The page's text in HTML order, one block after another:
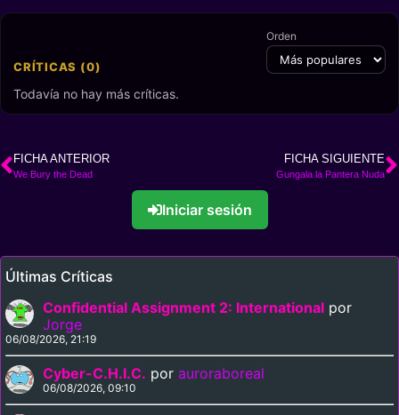
CRÍTICAS (0)
Orden
Todavía no hay más críticas.
FICHA ANTERIOR
We Bury the Dead
FICHA SIGUIENTE
Gungala la Pantera Nuda
Iniciar sesión
Últimas Críticas
Confidential Assignment 2: International por
Jorge
06/08/2026, 21:19
Cyber-C.H.I.C. por auroraboreal
06/08/2026, 09:10